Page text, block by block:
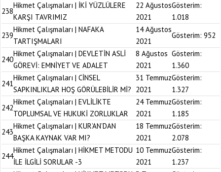
238
Hikmet Çalışmaları | İKİ YÜZLÜLERE
KARŞI TAVRIMIZ
22 Ağustos
2021
Gösterim:
1.018
239
Hikmet Çalışmaları | NAFAKA
TARTIŞMALARI
14 Ağustos
2021
Gösterim: 952
240
Hikmet Çalışmaları | DEVLETİN ASLİ
GÖREVİ: EMNİYET VE ADALET
8 Ağustos
2021
Gösterim:
1.360
241
Hikmet Çalışmaları | CİNSEL
SAPKINLIKLAR HOŞ GÖRÜLEBİLİR Mİ?
31 Temmuz
2021
Gösterim:
1.327
242
Hikmet Çalışmaları | EVLİLİKTE
TOPLUMSAL VE HUKUKİ ZORLUKLAR
24 Temmuz
2021
Gösterim:
1.185
243
Hikmet Çalışmaları | KUR’AN’DAN
BAŞKA KAYNAK VAR MI?
18 Temmuz
2021
Gösterim:
2.078
244
Hikmet Çalışmaları | HİKMET METODU
İLE İLGİLİ SORULAR -3
10 Temmuz
2021
Gösterim:
1.237